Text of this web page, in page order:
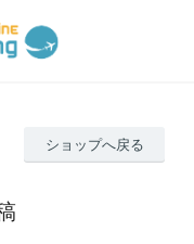
ショップへ戻る